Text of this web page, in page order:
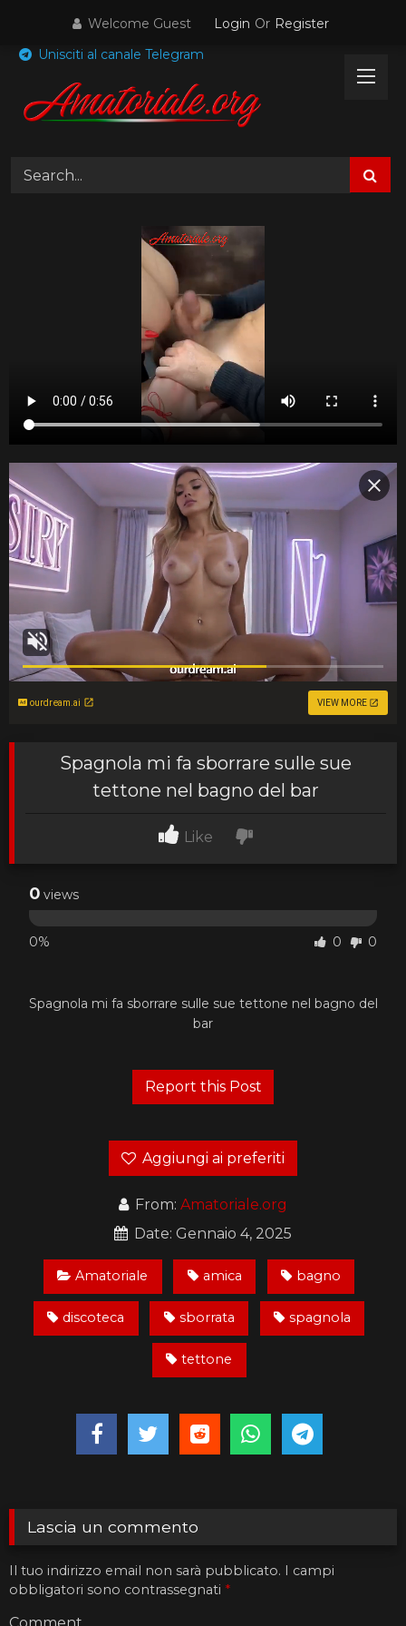
content
Welcome Guest Login Or Register
Unisciti al canale Telegram
ourdream.ai VIEW MORE
Spagnola mi fa sborrare sulle sue
tettone nel bagno del bar
Like
0 views
0% 0 0
Spagnola mi fa sborrare sulle sue tettone nel bagno del
bar
Aggiungi ai preferiti
From: Amatoriale.org
Date: Gennaio 4, 2025
Amatoriale amica bagno
discoteca sborrata spagnola
tettone
Lascia un commento
Il tuo indirizzo email non sarà pubblicato. I campi
obbligatori sono contrassegnati *